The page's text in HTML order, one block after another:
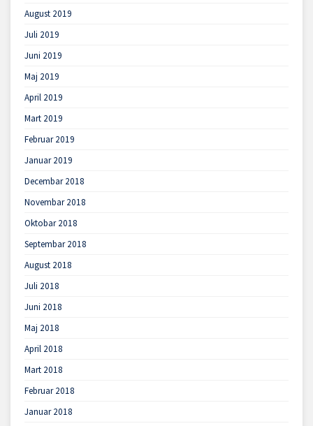
August 2019
Juli 2019
Juni 2019
Maj 2019
April 2019
Mart 2019
Februar 2019
Januar 2019
Decembar 2018
Novembar 2018
Oktobar 2018
Septembar 2018
August 2018
Juli 2018
Juni 2018
Maj 2018
April 2018
Mart 2018
Februar 2018
Januar 2018